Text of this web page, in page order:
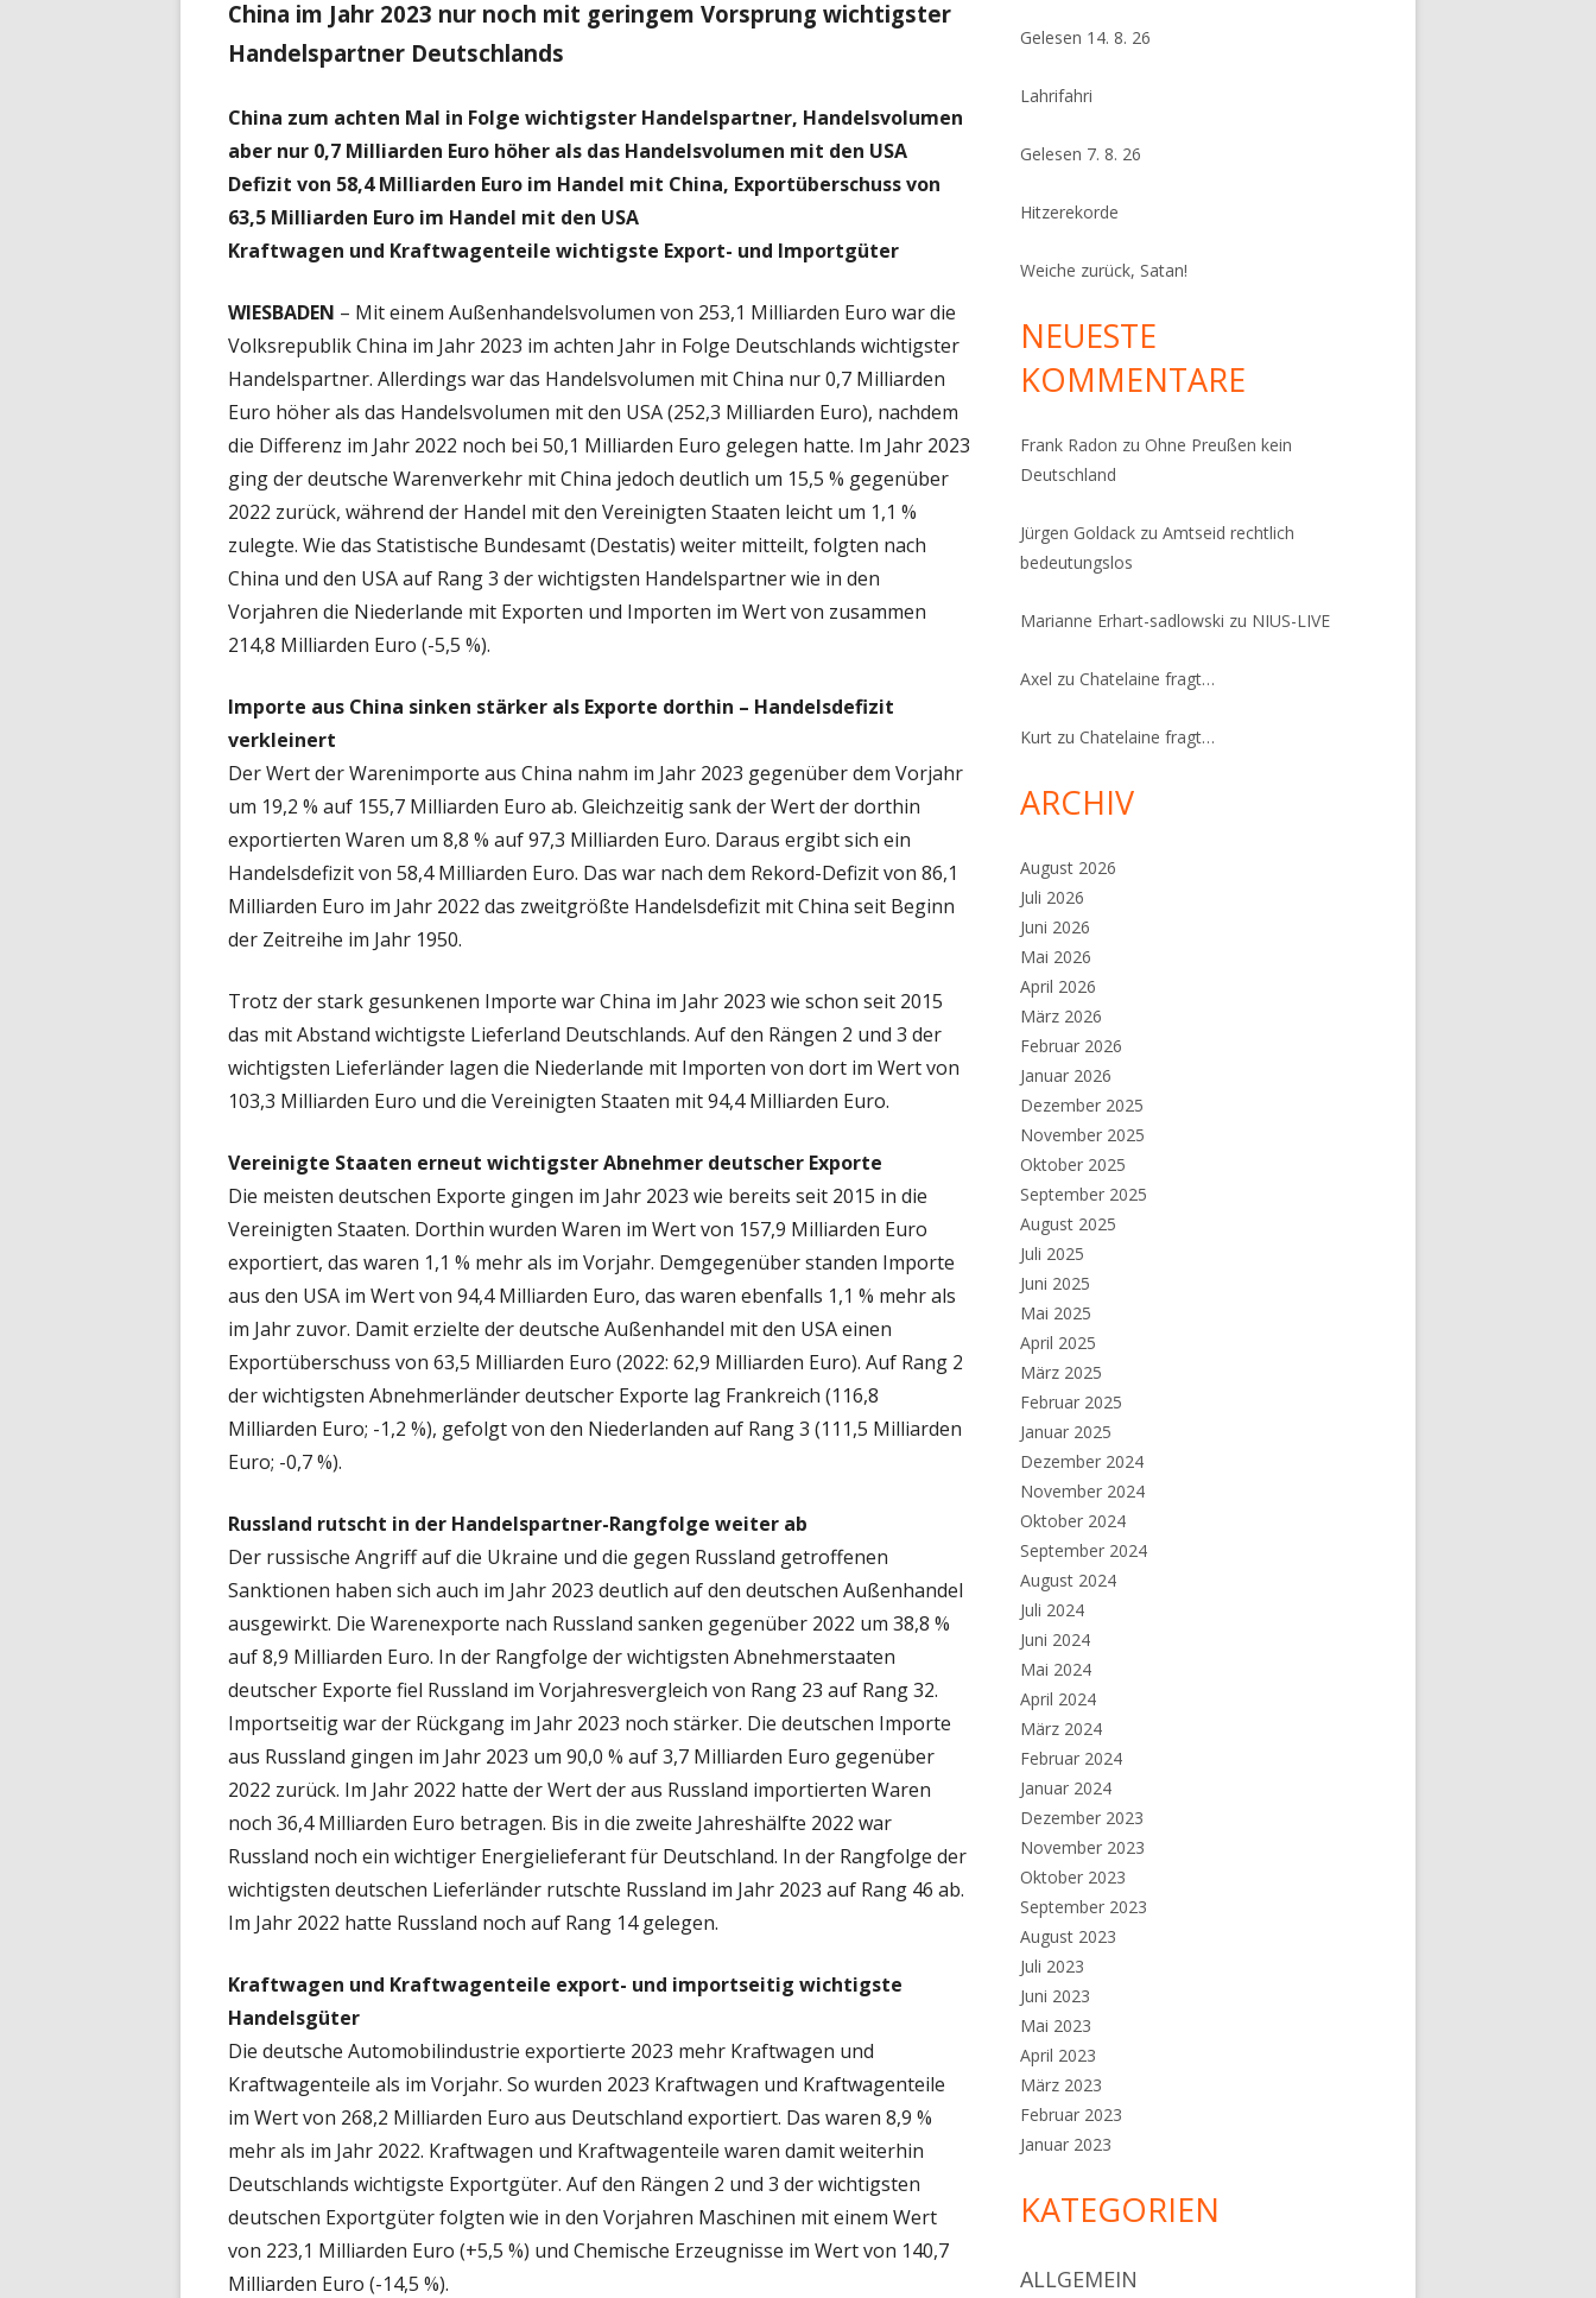
China im Jahr 2023 nur noch mit geringem Vorsprung wichtigster
Handelspartner Deutschlands
China zum achten Mal in Folge wichtigster Handelspartner, Handelsvolumen
aber nur 0,7 Milliarden Euro höher als das Handelsvolumen mit den USA
Defizit von 58,4 Milliarden Euro im Handel mit China, Exportüberschuss von
63,5 Milliarden Euro im Handel mit den USA
Kraftwagen und Kraftwagenteile wichtigste Export- und Importgüter
WIESBADEN – Mit einem Außenhandelsvolumen von 253,1 Milliarden Euro war die
Volksrepublik China im Jahr 2023 im achten Jahr in Folge Deutschlands wichtigster
Handelspartner. Allerdings war das Handelsvolumen mit China nur 0,7 Milliarden
Euro höher als das Handelsvolumen mit den USA (252,3 Milliarden Euro), nachdem
die Differenz im Jahr 2022 noch bei 50,1 Milliarden Euro gelegen hatte. Im Jahr 2023
ging der deutsche Warenverkehr mit China jedoch deutlich um 15,5 % gegenüber
2022 zurück, während der Handel mit den Vereinigten Staaten leicht um 1,1 %
zulegte. Wie das Statistische Bundesamt (Destatis) weiter mitteilt, folgten nach
China und den USA auf Rang 3 der wichtigsten Handelspartner wie in den
Vorjahren die Niederlande mit Exporten und Importen im Wert von zusammen
214,8 Milliarden Euro (-5,5 %).
Importe aus China sinken stärker als Exporte dorthin – Handelsdefizit
verkleinert
Der Wert der Warenimporte aus China nahm im Jahr 2023 gegenüber dem Vorjahr
um 19,2 % auf 155,7 Milliarden Euro ab. Gleichzeitig sank der Wert der dorthin
exportierten Waren um 8,8 % auf 97,3 Milliarden Euro. Daraus ergibt sich ein
Handelsdefizit von 58,4 Milliarden Euro. Das war nach dem Rekord-Defizit von 86,1
Milliarden Euro im Jahr 2022 das zweitgrößte Handelsdefizit mit China seit Beginn
der Zeitreihe im Jahr 1950.
Trotz der stark gesunkenen Importe war China im Jahr 2023 wie schon seit 2015
das mit Abstand wichtigste Lieferland Deutschlands. Auf den Rängen 2 und 3 der
wichtigsten Lieferländer lagen die Niederlande mit Importen von dort im Wert von
103,3 Milliarden Euro und die Vereinigten Staaten mit 94,4 Milliarden Euro.
Vereinigte Staaten erneut wichtigster Abnehmer deutscher Exporte
Die meisten deutschen Exporte gingen im Jahr 2023 wie bereits seit 2015 in die
Vereinigten Staaten. Dorthin wurden Waren im Wert von 157,9 Milliarden Euro
exportiert, das waren 1,1 % mehr als im Vorjahr. Demgegenüber standen Importe
aus den USA im Wert von 94,4 Milliarden Euro, das waren ebenfalls 1,1 % mehr als
im Jahr zuvor. Damit erzielte der deutsche Außenhandel mit den USA einen
Exportüberschuss von 63,5 Milliarden Euro (2022: 62,9 Milliarden Euro). Auf Rang 2
der wichtigsten Abnehmerländer deutscher Exporte lag Frankreich (116,8
Milliarden Euro; -1,2 %), gefolgt von den Niederlanden auf Rang 3 (111,5 Milliarden
Euro; -0,7 %).
Russland rutscht in der Handelspartner-Rangfolge weiter ab
Der russische Angriff auf die Ukraine und die gegen Russland getroffenen
Sanktionen haben sich auch im Jahr 2023 deutlich auf den deutschen Außenhandel
ausgewirkt. Die Warenexporte nach Russland sanken gegenüber 2022 um 38,8 %
auf 8,9 Milliarden Euro. In der Rangfolge der wichtigsten Abnehmerstaaten
deutscher Exporte fiel Russland im Vorjahresvergleich von Rang 23 auf Rang 32.
Importseitig war der Rückgang im Jahr 2023 noch stärker. Die deutschen Importe
aus Russland gingen im Jahr 2023 um 90,0 % auf 3,7 Milliarden Euro gegenüber
2022 zurück. Im Jahr 2022 hatte der Wert der aus Russland importierten Waren
noch 36,4 Milliarden Euro betragen. Bis in die zweite Jahreshälfte 2022 war
Russland noch ein wichtiger Energielieferant für Deutschland. In der Rangfolge der
wichtigsten deutschen Lieferländer rutschte Russland im Jahr 2023 auf Rang 46 ab.
Im Jahr 2022 hatte Russland noch auf Rang 14 gelegen.
Kraftwagen und Kraftwagenteile export- und importseitig wichtigste
Handelsgüter
Die deutsche Automobilindustrie exportierte 2023 mehr Kraftwagen und
Kraftwagenteile als im Vorjahr. So wurden 2023 Kraftwagen und Kraftwagenteile
im Wert von 268,2 Milliarden Euro aus Deutschland exportiert. Das waren 8,9 %
mehr als im Jahr 2022. Kraftwagen und Kraftwagenteile waren damit weiterhin
Deutschlands wichtigste Exportgüter. Auf den Rängen 2 und 3 der wichtigsten
deutschen Exportgüter folgten wie in den Vorjahren Maschinen mit einem Wert
von 223,1 Milliarden Euro (+5,5 %) und Chemische Erzeugnisse im Wert von 140,7
Milliarden Euro (-14,5 %).
Gelesen 14. 8. 26
Lahrifahri
Gelesen 7. 8. 26
Hitzerekorde
Weiche zurück, Satan!
NEUESTE
KOMMENTARE
Frank Radon zuOhne Preußen kein
Deutschland
Jürgen Goldack zuAmtseid rechtlich
bedeutungslos
Marianne Erhart-sadlowski zu NIUS-LIVE
Axel zuChatelaine fragt…
Kurt zuChatelaine fragt…
ARCHIV
August 2026
Juli 2026
Juni 2026
Mai 2026
April 2026
März 2026
Februar 2026
Januar 2026
Dezember 2025
November 2025
Oktober 2025
September 2025
August 2025
Juli 2025
Juni 2025
Mai 2025
April 2025
März 2025
Februar 2025
Januar 2025
Dezember 2024
November 2024
Oktober 2024
September 2024
August 2024
Juli 2024
Juni 2024
Mai 2024
April 2024
März 2024
Februar 2024
Januar 2024
Dezember 2023
November 2023
Oktober 2023
September 2023
August 2023
Juli 2023
Juni 2023
Mai 2023
April 2023
März 2023
Februar 2023
Januar 2023
KATEGORIEN
ALLGEMEIN